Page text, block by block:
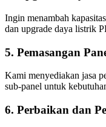
Ingin menambah
dan upgrade daya listrik
5. Pemasangan
Kami menyediakan jasa
sub-panel untuk
6. Perbaikan dan